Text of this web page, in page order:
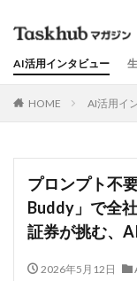
AI活用インタビュー
HOME AI活用イ
プロンプト不
Buddy」で全
証券が挑む、
2026年5月12日